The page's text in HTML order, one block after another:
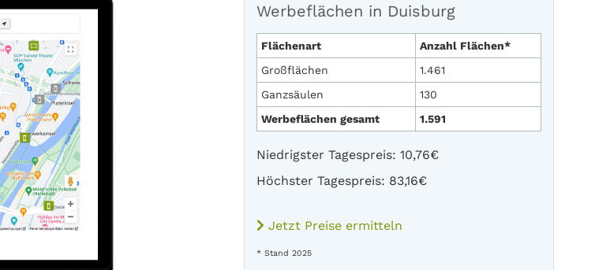
Werbeflächen in Duisburg
Flächenart
Anzahl Flächen*
Großflächen
1.461
Ganzsäulen
130
Werbeflächen gesamt
1.591
Niedrigster Tagespreis: 10,76€
Höchster Tagespreis: 83,16€
Jetzt Preise ermitteln
* Stand 2025